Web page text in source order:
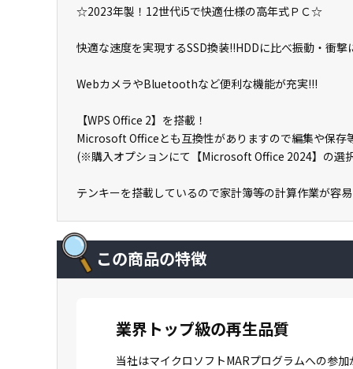
☆2023年製！12世代i5で快適仕様の高年式ＰＣ☆
快適な速度を実現するSSD換装!!HDDに比べ振動・衝撃
WebカメラやBluetoothなど便利な機能が充実!!!
【WPS Office 2】を搭載！
Microsoft Officeとも互換性がありますので編集や保存
(※購入オプションにて【Microsoft Office 2024】の選
テンキーを搭載しているので家計簿等の計算作業が容
この商品の特徴
業界トップ級の再生品質
当社はマイクロソフトMARプログラムへの参